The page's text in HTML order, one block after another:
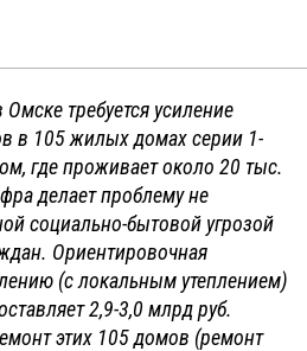
требуется усиление
в 105 жилых домах серии 1-
где проживает около 20 тыс.
делает проблему не
социально-бытовой угрозой
Ориентировочная
(с локальным утеплением)
2,9-3,0 млрд руб.
этих 105 домов (ремонт